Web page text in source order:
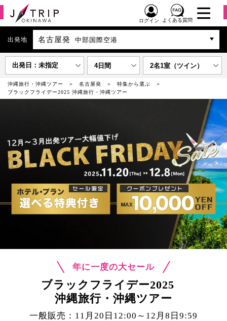
ログイン よくある質問
出発地 名古屋発 中部国際空港
出発日：未指定 4日間 2名1室（ツイン）
沖縄旅行・沖縄ツアー 名古屋発
特集から選ぶ
ブラックフライデー2025 沖縄旅行・沖縄ツアー
年に一度の大セール
ブラックフライデー2025
沖縄旅行・沖縄ツアー
一般販売：11月20日12:00～12月8日9:59